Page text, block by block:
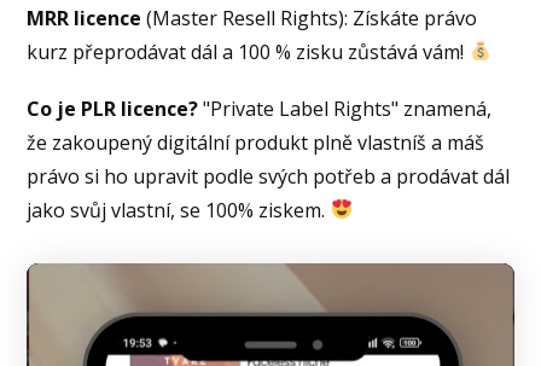
MRR licence (Master Resell Rights): Získáte právo
kurz přeprodávat dál a 100 % zisku zůstává vám!
Co je PLR licence?"Private Label Rights" znamená,
že zakoupený digitální produkt plně vlastníš a máš
právo si ho upravit podle svých potřeb a prodávat dál
jako svůj vlastní, se 100% ziskem.
Video
přehrávač